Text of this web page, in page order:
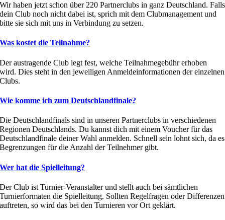
Wir haben jetzt schon über 220 Partnerclubs in ganz Deutschland. Falls
dein Club noch nicht dabei ist, sprich mit dem Clubmanagement und
bitte sie sich mit uns in Verbindung zu setzen.
Was kostet die Teilnahme?
Der austragende Club legt fest, welche Teilnahmegebühr erhoben
wird. Dies steht in den jeweiligen Anmeldeinformationen der einzelnen
Clubs.
Wie komme ich zum Deutschlandfinale?
Die Deutschlandfinals sind in unseren Partnerclubs in verschiedenen
Regionen Deutschlands. Du kannst dich mit einem Voucher für das
Deutschlandfinale deiner Wahl anmelden. Schnell sein lohnt sich, da es
Begrenzungen für die Anzahl der Teilnehmer gibt.
Wer hat die Spielleitung?
Der Club ist Turnier-Veranstalter und stellt auch bei sämtlichen
Turnierformaten die Spielleitung. Sollten Regelfragen oder Differenzen
auftreten, so wird das bei den Turnieren vor Ort geklärt.